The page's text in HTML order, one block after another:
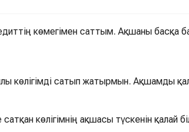
көмегімен саттым. Ақшаны басқа
көлігімді сатып жатырмын. Ақшамды
көлігімнің ақшасы түскенін қалай